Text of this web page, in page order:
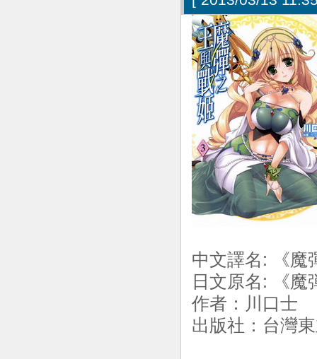
中文譯名: 《
日文原名: 《
作者：川口
出版社：台灣